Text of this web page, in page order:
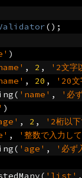
();
)
, 2 ,
'2文字
, 20 ,
'20文
( 'name' ,
'必
)
, 2 ,
'2桁以
,
'整数で入力し
( 'age' , '必ず
( 'list' ,